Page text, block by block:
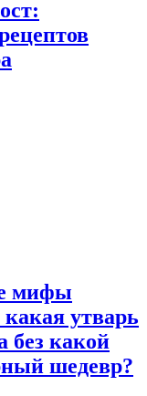
мифы
утварь
без какой
шедевр?